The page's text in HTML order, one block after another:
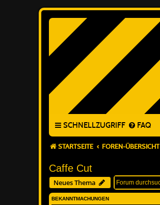
SCHNELLZUGRIFF FAQ
STARTSEITE FOREN-ÜBERSICHT
Caffe Cut
Neues Thema
BEKANNTMACHUNGEN